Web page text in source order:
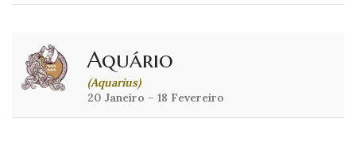
Aquário
(Aquarius)
20 Janeiro – 18 Fevereiro